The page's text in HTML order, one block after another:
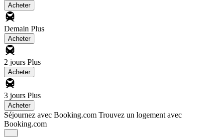
Acheter
Demain Plus
Acheter
2 jours Plus
Acheter
3 jours Plus
Acheter
Séjournez avec Booking.com Trouvez un logement avec
Booking.com